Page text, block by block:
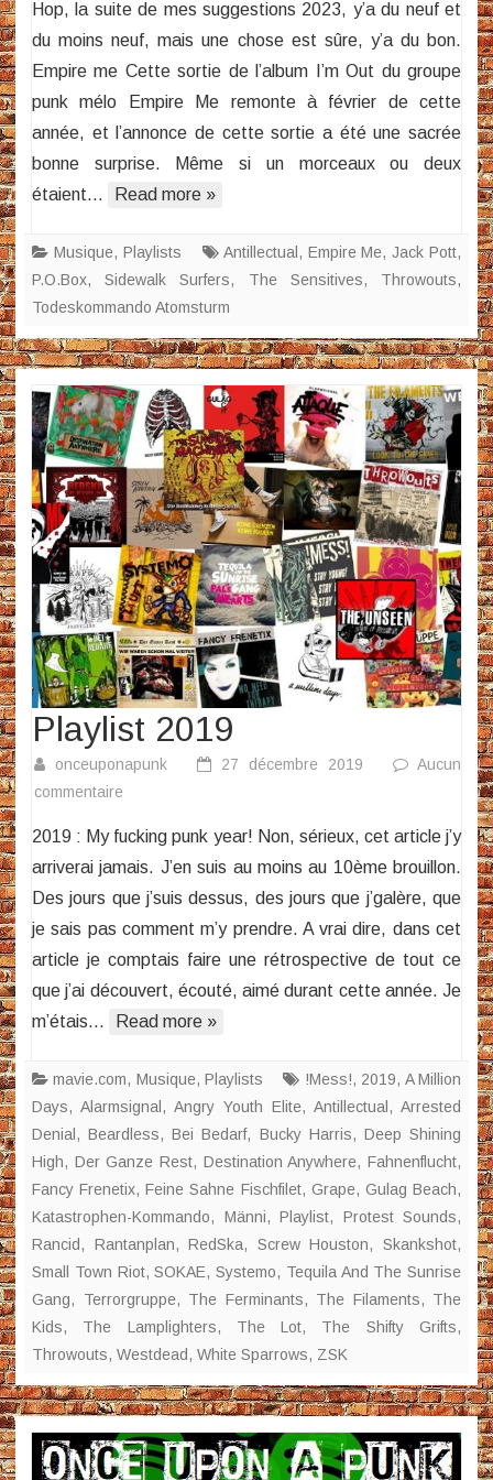
2023
(3)
Hop, la suite de mes suggestions 2023, y’a du neuf et
du moins neuf, mais une chose est sûre, y’a du bon.
Empire me Cette sortie de l’album I’m Out du groupe
punk mélo Empire Me remonte à février de cette
année, et l’annonce de cette sortie a été une sacrée
bonne surprise. Même si un morceaux ou deux
étaient…
Read more »
Musique, Playlists Antillectual , Empire Me,Jack Pott,
P.O.Box,Sidewalk Surfers, The Sensitives, Throwouts,
Todeskommando Atomsturm
Playlist 2019
onceuponapunk 27 décembre 2019
Aucun
commentaire
2019
2019 : My fucking punk year! Non, sérieux, cet article j’y
arriverai jamais. J’en suis au moins au 10ème brouillon.
Des jours que j’suis dessus, des jours que j’galère, que
je sais pas comment m’y prendre. A vrai dire, dans cet
article je comptais faire une rétrospective de tout ce
que j’ai découvert, écouté, aimé durant cette année. Je
m’étais…
Read more »
mavie.com, Musique,Playlists !Mess!, 2019, A Million
Days, Alarmsignal, Angry Youth Elite, Antillectual, Arrested
Denial,Beardless,Bei Bedarf, Bucky Harris, Deep Shining
High, Der Ganze Rest, Destination Anywhere,Fahnenflucht,
Fancy Frenetix,Feine Sahne Fischfilet, Grape, Gulag Beach,
Katastrophen-Kommando, Männi, Playlist, Protest Sounds,
Rancid, Rantanplan,RedSka, Screw Houston,Skankshot,
Small Town Riot,SOKAE, Systemo, Tequila And The Sunrise
Gang, Terrorgruppe, The Ferminants, The Filaments, The
Kids, The Lamplighters, The Lot, The Shifty Grifts,
Throwouts, Westdead, White Sparrows, ZSK